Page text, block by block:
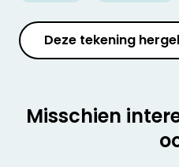
Deze tekening
Misschien